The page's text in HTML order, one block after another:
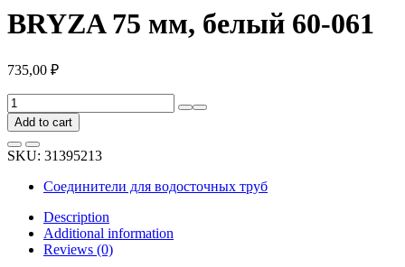
BRYZA 75 мм, белый 60-061
735,00 ₽
Угловой
внешний
элемент
BRYZA
75
белый
quantity
Add to cart
SKU: 31395213
Соединители для водосточных труб
Description
Additional information
Reviews (0)